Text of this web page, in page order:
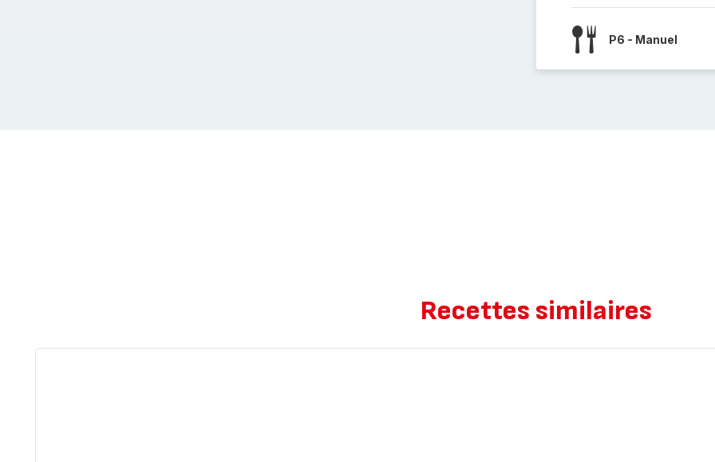
P6 - Manuel
Recettes similaires